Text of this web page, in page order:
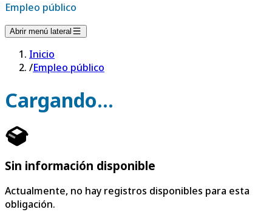
Empleo público
Abrir menú lateral
Inicio
/Empleo público
Cargando...
Sin información disponible
Actualmente, no hay registros disponibles para esta
obligación.